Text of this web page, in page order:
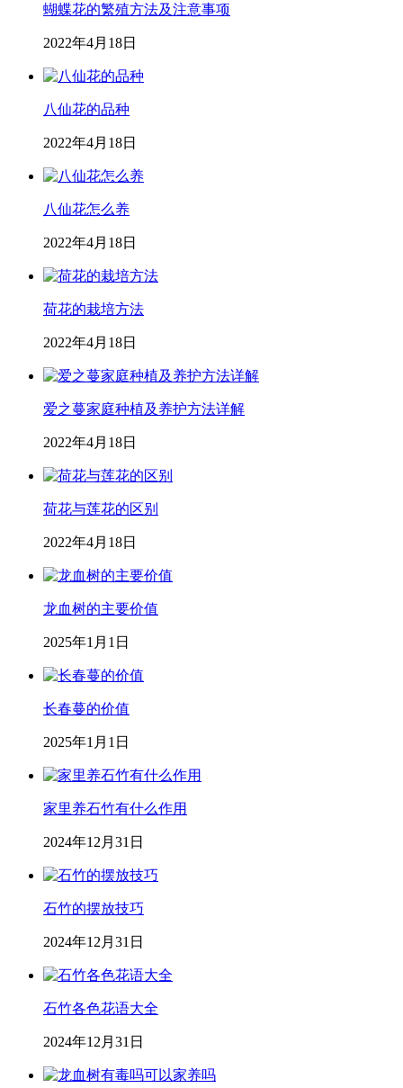
蝴蝶花的繁殖方法及注意事项
2022年4月18日
八仙花的品种
2022年4月18日
八仙花怎么养
2022年4月18日
荷花的栽培方法
2022年4月18日
爱之蔓家庭种植及养护方法详解
2022年4月18日
荷花与莲花的区别
2022年4月18日
龙血树的主要价值
2025年1月1日
长春蔓的价值
2025年1月1日
家里养石竹有什么作用
2024年12月31日
石竹的摆放技巧
2024年12月31日
石竹各色花语大全
2024年12月31日